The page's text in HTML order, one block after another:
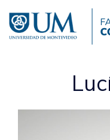
contenido
principal